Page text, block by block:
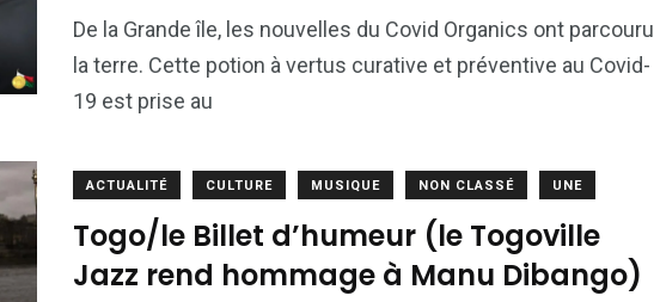
De la Grande île, les nouvelles du Covid Organics ont parcouru
la terre. Cette potion à vertus curative et préventive au Covid-
19 est prise au
ACTUALITÉ CULTURE MUSIQUE NON CLASSÉ UNE
Togo/le Billet d’humeur (le Togoville
Jazz rend hommage à Manu Dibango)